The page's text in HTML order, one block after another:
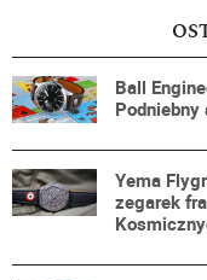
Ball
Yema
zegarek